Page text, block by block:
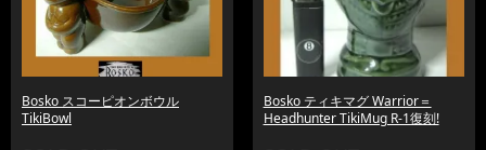
Bosko スコーピオンボウル
TikiBowl
Bosko ティキマグ Warrior＝
Headhunter TikiMug R-1復刻!